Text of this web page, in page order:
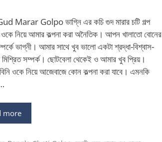
Marar Golpo ভাগ্নি এর কচি গুদ মারার চটি গল্প
ওকে নিয়ে আমার কল্পনা করা অনৈতিক। আপন খালাতো বোনের
ভাগ্নী। আমার সাথে খুব ভালো একটা শ্রদ্ধা-বিশ্বাস-
মিশ্রিত সম্পর্ক। ছোটবেলা থেকেই ও আমার খুব প্রিয়।
ওকে নিয়ে আজেবাজে কোন কল্পনা করা যাবে। এমনকি
more